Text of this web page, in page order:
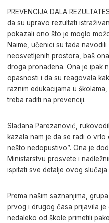
PREVENCIJA DALA
da su upravo rezultati
pokazali ono što je moglo
Naime, učenici su tada
neosvetljenih prostora, baš
droga pronađena. Ona je ipak
opasnosti i da su reagovala
raznim edukacijama u
treba raditi na prevenciji.
Slađana Parezanović,
kazala nam je da se radi o vrlo
nešto nedopustivo”. Ona je
Ministarstvu prosvete i
ispitati sve detalje ovog slučaja
Prema našim saznanjima,
prvog i drugog časa prijavila je
nedaleko od škole primetili